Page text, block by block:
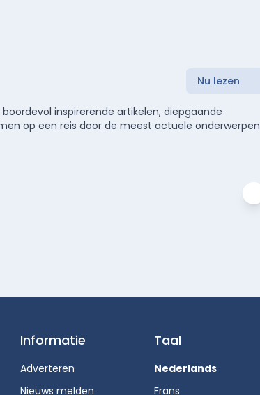
Nu lezen
inspirerende artikelen, diepgaande
op een reis door de meest actuele onderwerpen
Informatie
Adverteren
Nieuws melden
Taal
Nederlands
Frans